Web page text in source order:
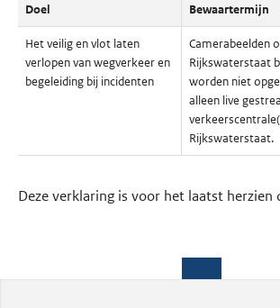
Doel Bewaartermijn
Het veilig en vlot laten
verlopen van wegverkeer en
begeleiding bij incidenten
Camerabeelden
Rijkswaterstaat
worden niet
alleen live
Rijkswaterstaat.
Deze verklaring is voor het laatst herzien